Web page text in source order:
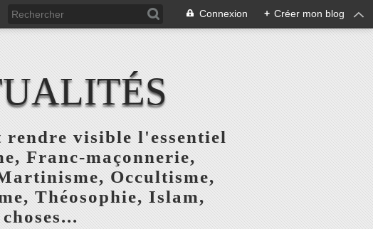
Connexion + Créer mon blog
visible l'essentiel
Franc-maçonnerie,
Occultisme,
Théosophie, Islam,